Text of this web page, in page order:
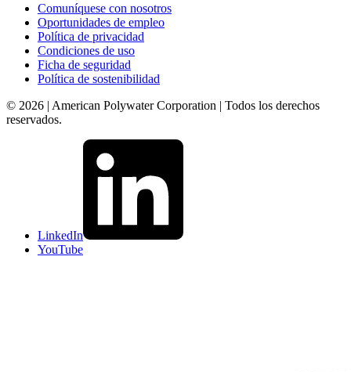
Comuníquese con nosotros
Oportunidades de empleo
Política de privacidad
Condiciones de uso
Ficha de seguridad
Política de sostenibilidad
© 2026 | American Polywater Corporation | Todos los derechos
reservados.
LinkedIn
YouTube